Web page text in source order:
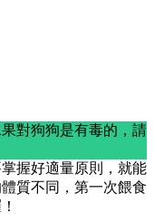
對狗狗是有毒的，請
握好適量原則
，就能
質不同，第一次餵食